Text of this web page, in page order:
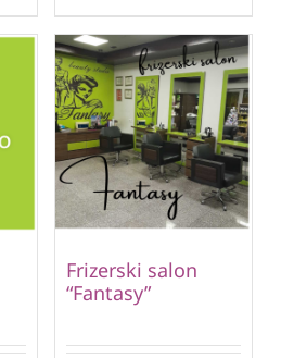
Frizerski salon
“Fantasy”